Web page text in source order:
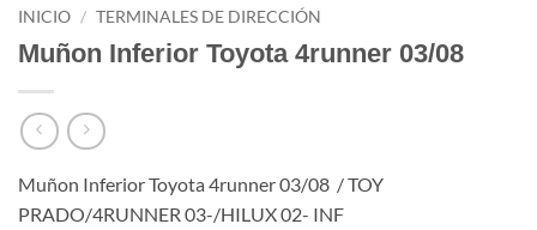
INICIO / TERMINALES DE DIRECCIÓN
Muñon Inferior Toyota 4runner 03/08
Muñon Inferior Toyota 4runner 03/08 / TOY
PRADO/4RUNNER 03-/HILUX 02- INF